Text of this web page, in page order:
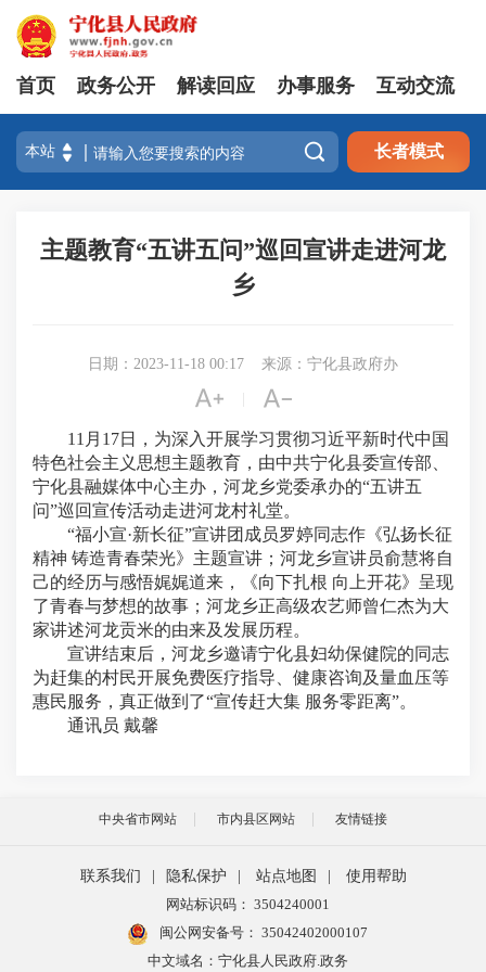
首页 政务公开 解读回应 办事服务 互动交流
 长者模式
主题教育“五讲五问”巡回宣讲走进河龙
乡
日期：2023-11-18 00:17 来源：宁化县政府办
 
11月17日，为深入开展学习贯彻习近平新时代中国
特色社会主义思想主题教育，由中共宁化县委宣传部、
宁化县融媒体中心主办，河龙乡党委承办的“五讲五
问”巡回宣传活动走进河龙村礼堂。
“福小宣·新长征”宣讲团成员罗婷同志作《弘扬长征
精神 铸造青春荣光》主题宣讲；河龙乡宣讲员俞慧将自
己的经历与感悟娓娓道来，《向下扎根 向上开花》呈现
了青春与梦想的故事；河龙乡正高级农艺师曾仁杰为大
家讲述河龙贡米的由来及发展历程。
宣讲结束后，河龙乡邀请宁化县妇幼保健院的同志
为赶集的村民开展免费医疗指导、健康咨询及量血压等
惠民服务，真正做到了“宣传赶大集 服务零距离”。
通讯员 戴馨
中央省市网站 市内县区网站 友情链接
联系我们 隐私保护 站点地图
使用帮助
网站标识码： 3504240001
闽公网安备号： 35042402000107
中文域名：宁化县人民政府.政务